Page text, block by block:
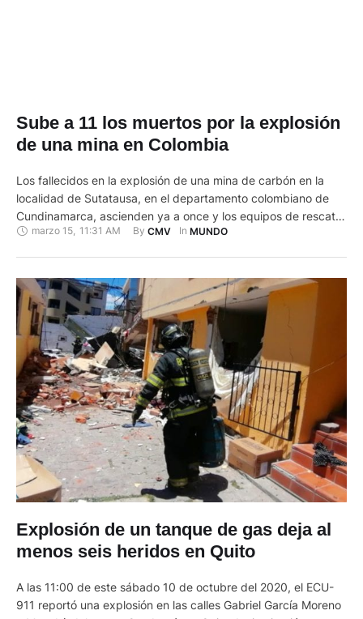
Sube a 11 los muertos por la explosión
de una mina en Colombia
Los fallecidos en la explosión de una mina de carbón en la
localidad de Sutatausa, en el departamento colombiano de
Cundinamarca, ascienden ya a once y los equipos de rescate
siguen buscando a otras diez personas, informaron las
marzo 15, 11:31 AM By CMV In MUNDO
Explosión de un tanque de gas deja al
menos seis heridos en Quito
A las 11:00 de este sábado 10 de octubre del 2020, el ECU-
911 reportó una explosión en las calles Gabriel García Moreno